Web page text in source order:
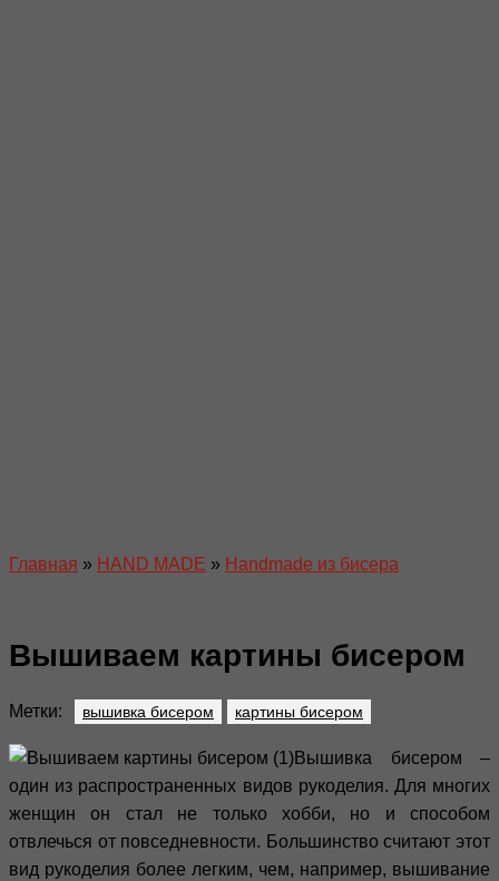
Главная » HAND MADE » Handmade из бисера
Вышиваем картины бисером
Метки: вышивка бисером картины бисером
Вышивка бисером –
один из распространенных видов рукоделия. Для многих
женщин он стал не только хобби, но и способом
отвлечься от повседневности. Большинство считают этот
вид рукоделия более легким, чем, например, вышивание